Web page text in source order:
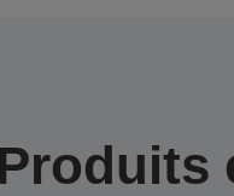
Produits